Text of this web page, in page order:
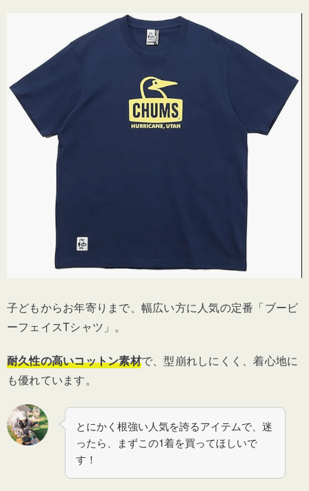
子どもからお年寄りまで、幅広い方に人気の定番「ブービ
ーフェイスTシャツ」。
耐久性の高いコットン素材で、型崩れしにくく、着心地に
も優れています。
とにかく根強い人気を誇るアイテムで、迷
ったら、まずこの1着を買ってほしいで
す！